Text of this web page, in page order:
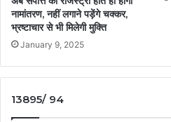
नामांतरण, नहीं लगाने पड़ेंगे चक्कर,
भ्रष्टाचार से भी मिलेगी मुक्ति
January 9, 2025
13895/ 94